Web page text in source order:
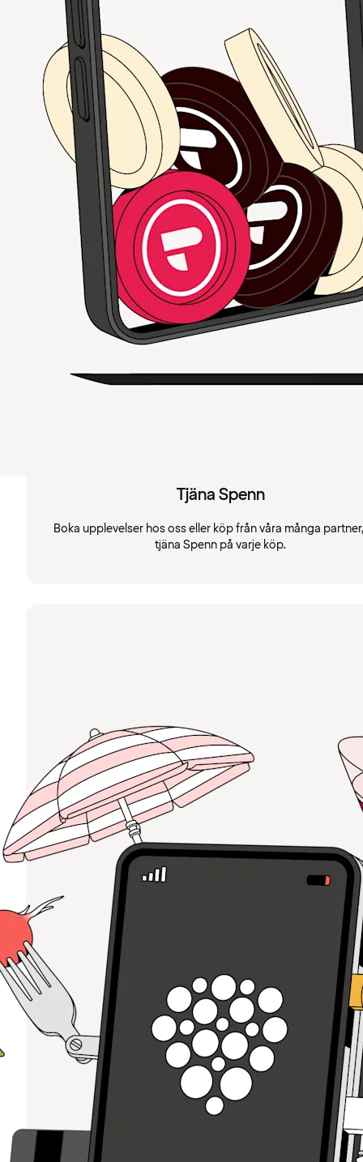
Tjäna Spenn
Boka upplevelser hos oss eller köp från våra många
tjäna Spenn på varje köp.